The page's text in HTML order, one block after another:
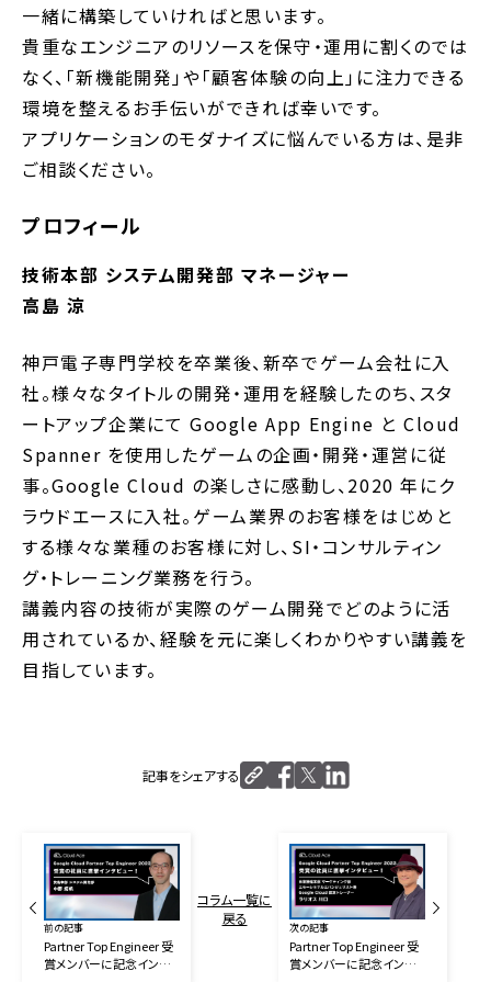
一緒に構築していければと思います。
貴重なエンジニアのリソースを保守・運用に割くのでは
なく、「新機能開発」や「顧客体験の向上」に注力できる
環境を整えるお手伝いができれば幸いです。
アプリケーションのモダナイズに悩んでいる方は、是非
ご相談ください。
プロフィール
技術本部 システム開発部 マネージャー
高島 涼
神戸電子専門学校を卒業後、新卒でゲーム会社に入
社。様々なタイトルの開発・運用を経験したのち、スタ
ートアップ企業にて Google App Engine と Cloud
Spanner を使用したゲームの企画・開発・運営に従
事。Google Cloud の楽しさに感動し、2020 年にク
ラウドエースに入社。ゲーム業界のお客様をはじめと
する様々な業種のお客様に対し、SI・コンサルティン
グ・トレーニング業務を行う。
講義内容の技術が実際のゲーム開発でどのように活
用されているか、経験を元に楽しくわかりやすい講義を
目指しています。
記事をシェアする
前の記事
Partner Top Engineer 受
賞メンバーに記念インタ
コラム一覧に
戻る
次の記事
Partner Top Engineer 受
賞メンバーに記念インタ